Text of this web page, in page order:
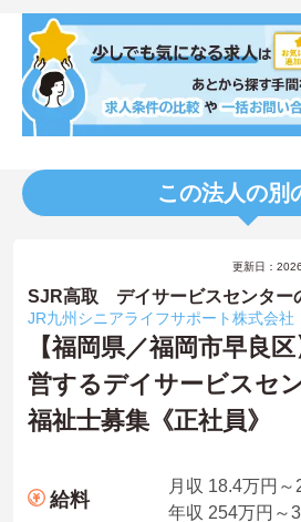
この法人の別
更新日：
SJR高取 デイサービスセンター
JR九州シニアライフサポート株式会社
【福岡県／福岡市早良
営するデイサービスセ
福祉士募集《正社員》
給料